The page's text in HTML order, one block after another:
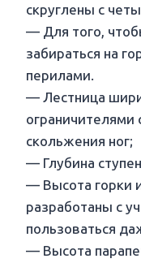
скруглены с
— Для того,
забираться на
перилами.
— Лестница
ограничителями
скольжения ног;
— Глубина
— Высота горки
разработаны с
пользоваться
— Высота